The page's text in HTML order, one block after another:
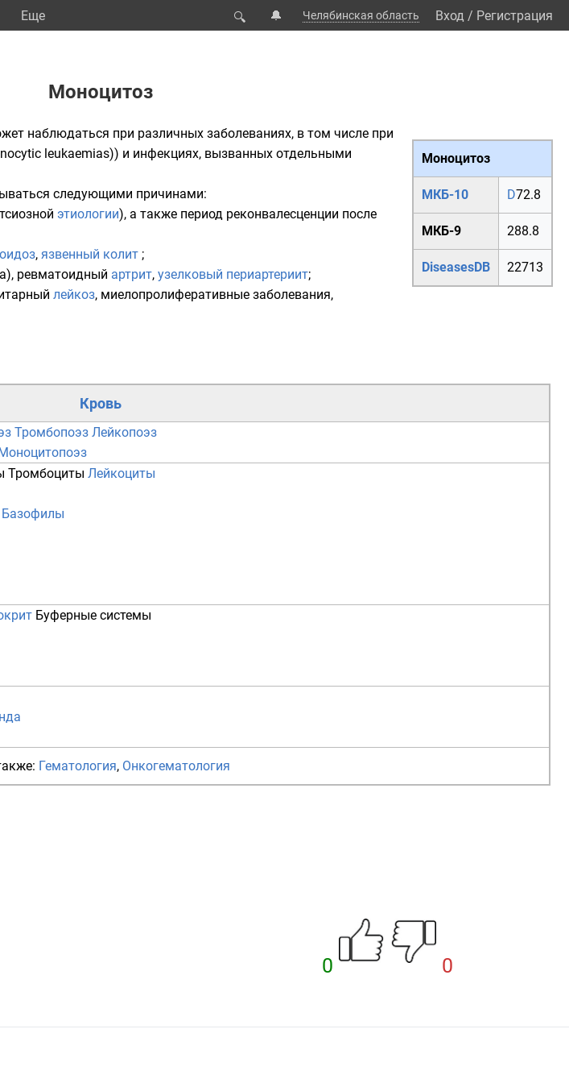
Eще 🔍 🔔 Челябинская область Вход / Регистрация
Моноцитоз
Моноцитоз
МКБ-10 D72.8
МКБ-9 288.8
DiseasesDB 22713
наблюдаться при различных заболеваниях, в том числе при
leukaemias)) и инфекциях, вызванных отдельными
следующими причинами:
этиологии), а также период реконвалесценции после
, язвенный колит ;
ревматоидный артрит, узелковый периартериит;
лейкоз, миелопролиферативные заболевания,
Кровь
Тромбопоэз Лейкопоэз
Тромбоциты Лейкоциты
Базофилы
Буферные системы
Гематология, Онкогематология
0 0